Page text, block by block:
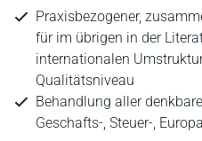
Praxisbezogener,
für im übrigen in der
internationalen
Qualitätsniveau
Behandlung aller
Geschafts-, Steuer-,